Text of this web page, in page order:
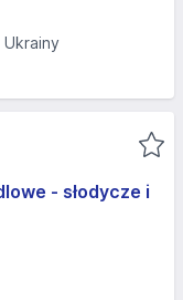
- słodycze i